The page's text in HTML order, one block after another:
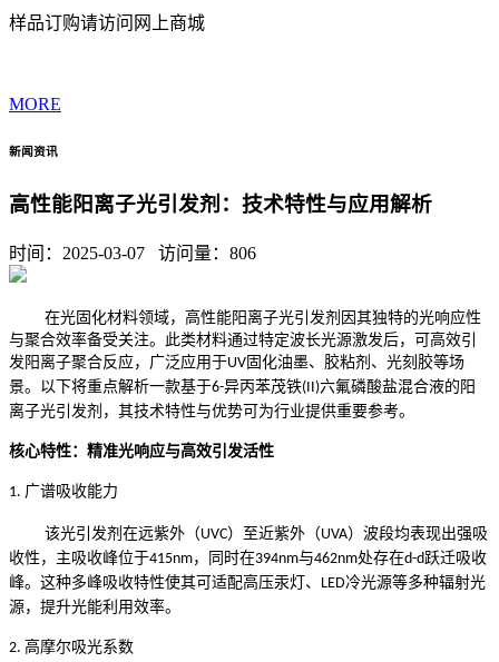
样品订购请访问网上商城
MORE
新闻资讯
高性能阳离子光引发剂：技术特性与应用解析
时间：2025-03-07 访问量： 806
在光固化材料领域，高性能阳离子光引发剂因其独特的光响应性
与聚合效率备受关注。此类材料通过特定波长光源激发后，可高效引
发阳离子聚合反应，广泛应用于UV 固化油墨、胶粘剂、光刻胶等场
景。以下将重点解析一款基于6-异丙苯茂铁(II)六氟磷酸盐混合液的阳
离子光引发剂，其技术特性与优势可为行业提供重要参考。
核心特性：精准光响应与高效引发活性
1. 广谱吸收能力
该光引发剂在远紫外（UVC）至近紫外（UVA）波段均表现出强吸
收性，主吸收峰位于415nm，同时在394nm与462nm处存在d-d跃迁吸收
峰。这种多峰吸收特性使其可适配高压汞灯、 LED冷光源等多种辐射光
源，提升光能利用效率。
2. 高摩尔吸光系数